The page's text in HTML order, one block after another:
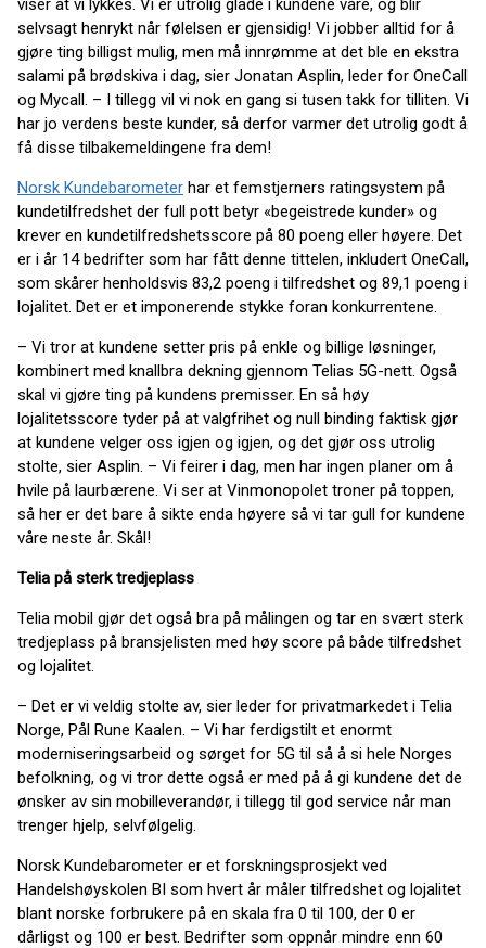
viser at vi lykkes. Vi er utrolig glade i kundene våre, og blir
selvsagt henrykt når følelsen er gjensidig! Vi jobber alltid for å
gjøre ting billigst mulig, men må innrømme at det ble en ekstra
salami på brødskiva i dag, sier Jonatan Asplin, leder for OneCall
og Mycall. – I tillegg vil vi nok en gang si tusen takk for tilliten. Vi
har jo verdens beste kunder, så derfor varmer det utrolig godt å
få disse tilbakemeldingene fra dem!
Norsk Kundebarometer har et femstjerners ratingsystem på
kundetilfredshet der full pott betyr «begeistrede kunder» og
krever en kundetilfredshetsscore på 80 poeng eller høyere. Det
er i år 14 bedrifter som har fått denne tittelen, inkludert OneCall,
som skårer henholdsvis 83,2 poeng i tilfredshet og 89,1 poeng i
lojalitet. Det er et imponerende stykke foran konkurrentene.
– Vi tror at kundene setter pris på enkle og billige løsninger,
kombinert med knallbra dekning gjennom Telias 5G-nett. Også
skal vi gjøre ting på kundens premisser. En så høy
lojalitetsscore tyder på at valgfrihet og null binding faktisk gjør
at kundene velger oss igjen og igjen, og det gjør oss utrolig
stolte, sier Asplin. – Vi feirer i dag, men har ingen planer om å
hvile på laurbærene. Vi ser at Vinmonopolet troner på toppen,
så her er det bare å sikte enda høyere så vi tar gull for kundene
våre neste år. Skål!
Telia på sterk tredjeplass
Telia mobil gjør det også bra på målingen og tar en svært sterk
tredjeplass på bransjelisten med høy score på både tilfredshet
og lojalitet.
– Det er vi veldig stolte av, sier leder for privatmarkedet i Telia
Norge, Pål Rune Kaalen. – Vi har ferdigstilt et enormt
moderniseringsarbeid og sørget for 5G til så å si hele Norges
befolkning, og vi tror dette også er med på å gi kundene det de
ønsker av sin mobilleverandør, i tillegg til god service når man
trenger hjelp, selvfølgelig.
Norsk Kundebarometer er et forskningsprosjekt ved
Handelshøyskolen BI som hvert år måler tilfredshet og lojalitet
blant norske forbrukere på en skala fra 0 til 100, der 0 er
dårligst og 100 er best. Bedrifter som oppnår mindre enn 60